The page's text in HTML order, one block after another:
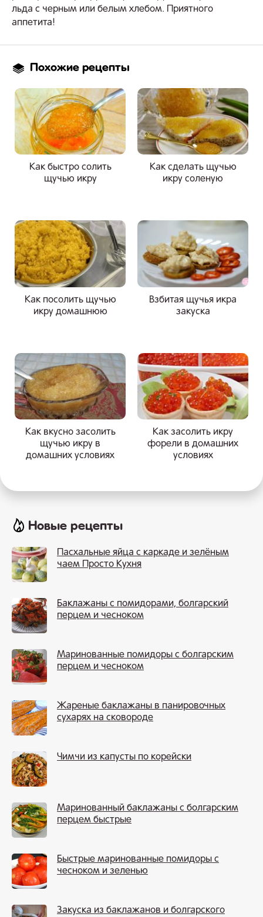
льда с черным или белым хлебом. Приятного
аппетита!
Похожие рецепты
Как быстро солить
щучью икру
Как сделать щучью
икру соленую
Как посолить щучью
икру домашнюю
Взбитая щучья икра
закуска
Как вкусно засолить
щучью икру в
домашних условиях
Как засолить икру
форели в домашних
условиях
Новые рецепты
Пасхальные яйца с каркаде и зелёным
чаем Просто Кухня
Баклажаны с помидорами, болгарский
перцем и чесноком
Маринованные помидоры с болгарским
перцем и чесноком
Жареные баклажаны в панировочных
сухарях на сковороде
Чимчи из капусты по корейски
Маринованный баклажаны с болгарским
перцем быстрые
Быстрые маринованные помидоры с
чесноком и зеленью
Закуска из баклажанов и болгарского